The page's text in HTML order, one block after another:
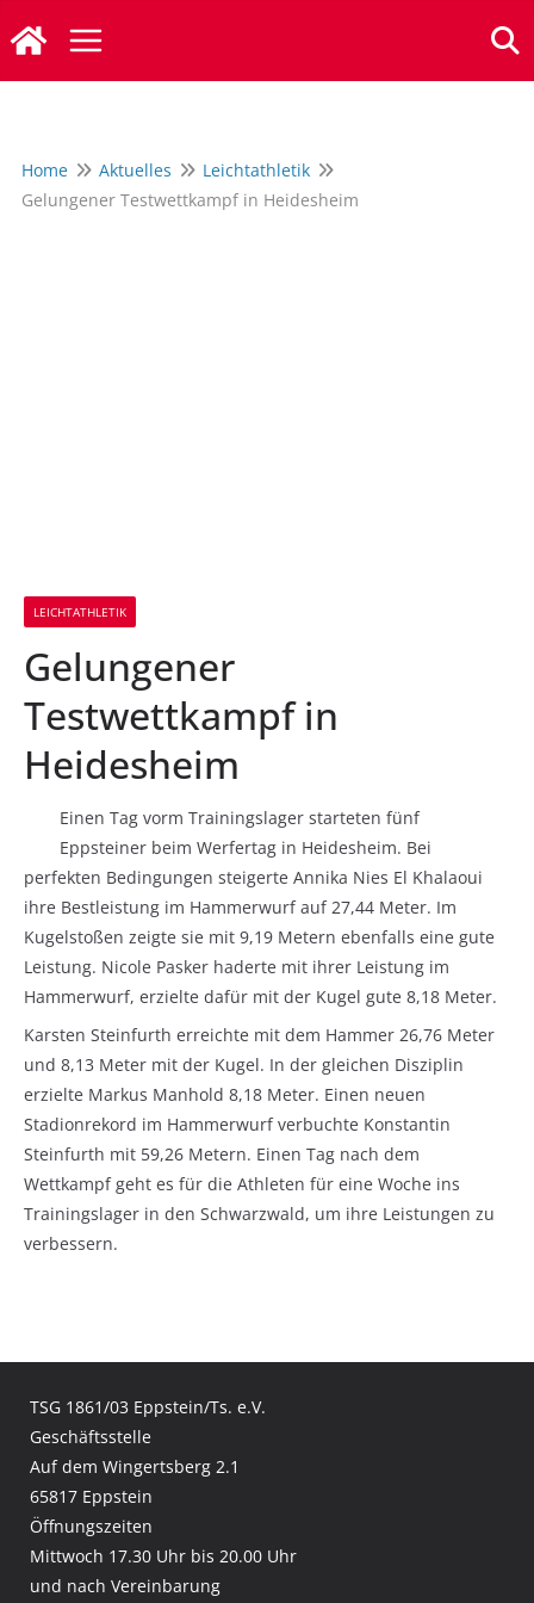
Inhalt
springen
Home Aktuelles
Leichtathletik
Gelungener Testwettkampf in Heidesheim
LEICHTATHLETIK
Gelungener
Testwettkampf in
Heidesheim
Einen Tag vorm Trainingslager starteten fünf
Eppsteiner beim Werfertag in Heidesheim. Bei
perfekten Bedingungen steigerte Annika Nies El Khalaoui
ihre Bestleistung im Hammerwurf auf 27,44 Meter. Im
Kugelstoßen zeigte sie mit 9,19 Metern ebenfalls eine gute
Leistung. Nicole Pasker haderte mit ihrer Leistung im
Hammerwurf, erzielte dafür mit der Kugel gute 8,18 Meter.
Karsten Steinfurth erreichte mit dem Hammer 26,76 Meter
und 8,13 Meter mit der Kugel. In der gleichen Disziplin
erzielte Markus Manhold 8,18 Meter. Einen neuen
Stadionrekord im Hammerwurf verbuchte Konstantin
Steinfurth mit 59,26 Metern. Einen Tag nach dem
Wettkampf geht es für die Athleten für eine Woche ins
Trainingslager in den Schwarzwald, um ihre Leistungen zu
verbessern.
TSG 1861/03 Eppstein/Ts. e.V.
Geschäftsstelle
Auf dem Wingertsberg 2.1
65817 Eppstein
Öffnungszeiten
Mittwoch 17.30 Uhr bis 20.00 Uhr
und nach Vereinbarung